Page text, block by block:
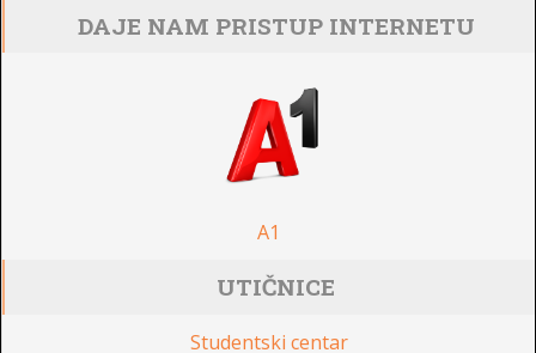
DAJE NAM PRISTUP INTERNETU
A1
UTIČNICE
Studentski centar